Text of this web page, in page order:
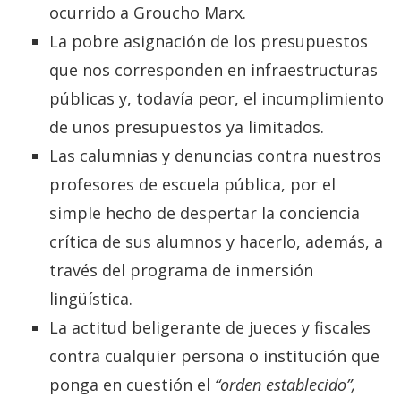
ocurrido a Groucho Marx.
La pobre asignación de los presupuestos
que nos corresponden en infraestructuras
públicas y, todavía peor, el incumplimiento
de unos presupuestos ya limitados.
Las calumnias y denuncias contra nuestros
profesores de escuela pública, por el
simple hecho de despertar la conciencia
crítica de sus alumnos y hacerlo, además, a
través del programa de inmersión
lingüística.
La actitud beligerante de jueces y fiscales
contra cualquier persona o institución que
ponga en cuestión el “orden establecido”,